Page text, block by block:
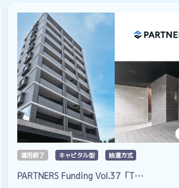
運用終了 キャピタル型 抽選方式
PARTNERS Funding Vol.37「T…